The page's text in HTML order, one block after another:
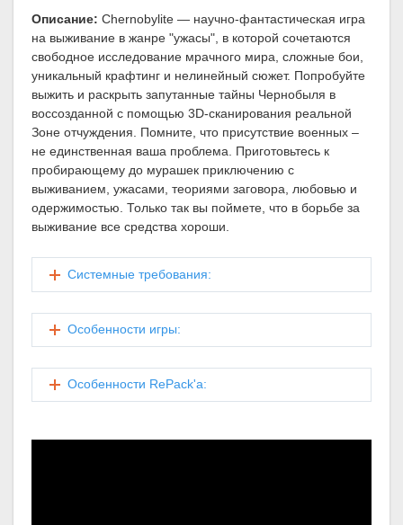
Описание: Chernobylite — научно-фантастическая игра
на выживание в жанре "ужасы", в которой сочетаются
свободное исследование мрачного мира, сложные бои,
уникальный крафтинг и нелинейный сюжет. Попробуйте
выжить и раскрыть запутанные тайны Чернобыля в
воссозданной с помощью 3D-сканирования реальной
Зоне отчуждения. Помните, что присутствие военных –
не единственная ваша проблема. Приготовьтесь к
пробирающему до мурашек приключению с
выживанием, ужасами, теориями заговора, любовью и
одержимостью. Только так вы поймете, что в борьбе за
выживание все средства хороши.
Системные требования:
Особенности игры:
Особенности RePack'a: